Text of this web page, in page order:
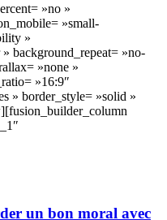
»no »
»small-
»
background_repeat= »no-
»none »
»16:9″
» border_style= »solid »
un bon moral avec